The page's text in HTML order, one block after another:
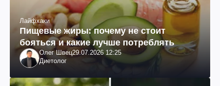
Лайфхаки
Пищевые жиры: почему не стоит
бояться и какие лучше потреблять
Олег Швец29.07.2026 12:25
Диетолог